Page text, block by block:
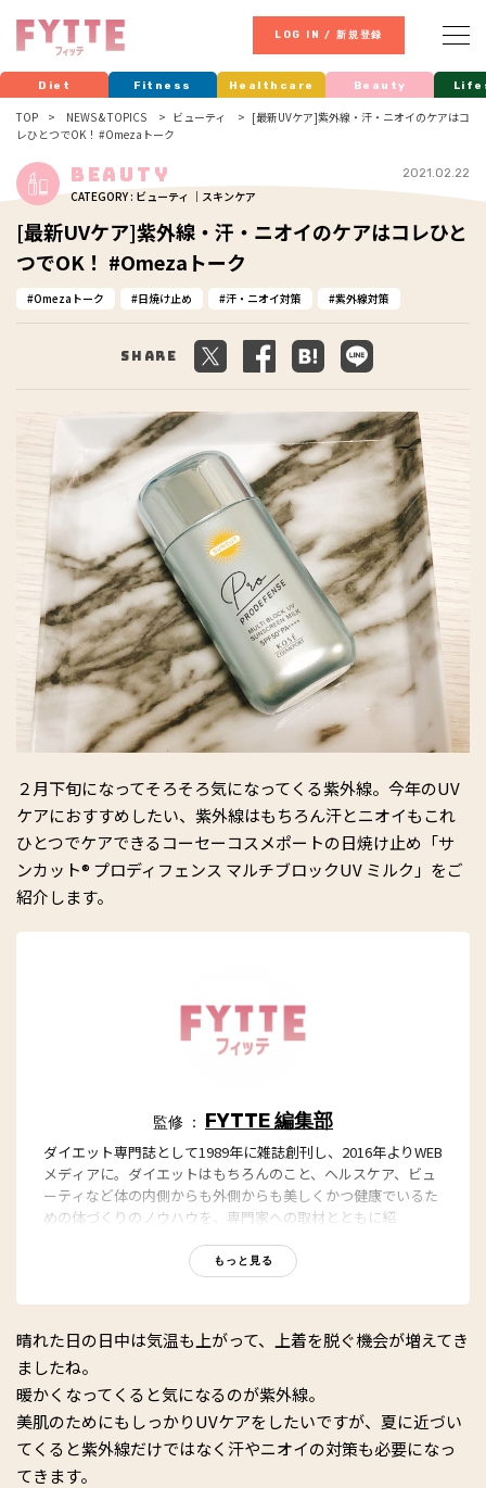
LOG IN / 新規登録
Diet Fitness Healthcare Beauty
TOP NEWS & TOPICS ビューティ
[最新UVケア]紫外線・汗・ニオイのケアはコ
レひとつでOK！ #Omezaトーク
Beauty
CATEGORY : ビューティ ｜スキンケア
2021.02.22
[最新UVケア]紫外線・汗・ニオイのケアはコレひと
つでOK！ #Omezaトーク
Omezaトーク 日焼け止め 汗・ニオイ対策 紫外線対策
Share
２月下旬になってそろそろ気になってくる紫外線。今年のUV
ケアにおすすめしたい、紫外線はもちろん汗とニオイもこれ
ひとつでケアできるコーセーコスメポートの日焼け止め「サ
ンカット® プロディフェンス マルチブロックUV ミルク」をご
紹介します。
監修 ： FYTTE 編集部
ダイエット専門誌として1989年に雑誌創刊し、2016年よりWEB
メディアに。ダイエットはもちろんのこと、ヘルスケア、ビュ
ーティなど体の内側からも外側からも美しくかつ健康でいるた
めの体づくりのノウハウを、専門家への取材とともに紹
もに、編集部員も自らさまざまなヘルシーネタを日々お試し
もっと見る
晴れた日の日中は気温も上がって、上着を脱ぐ機会が増えてき
ましたね。
暖かくなってくると気になるのが紫外線。
美肌のためにもしっかりUVケアをしたいですが、夏に近づい
てくると紫外線だけではなく汗やニオイの対策も必要になっ
てきます。